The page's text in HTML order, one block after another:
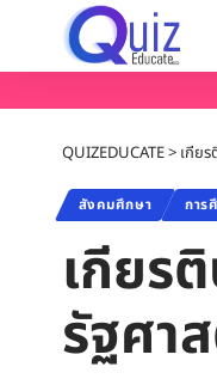
QUIZEDUCATE> เกีย
สังคมศึกษา การ
เกียร
รัฐศา